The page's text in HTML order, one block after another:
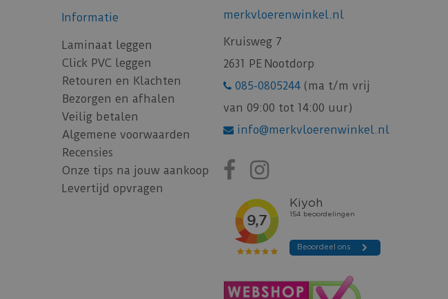
Informatie
Laminaat leggen
Click PVC leggen
Retouren en Klachten
Bezorgen en afhalen
Veilig betalen
Algemene voorwaarden
Recensies
Onze tips na jouw aankoop
Levertijd opvragen
merkvloerenwinkel.nl
Kruisweg 7
2631 PE Nootdorp
085-0805244 (ma t/m vrij
van 09:00 tot 14:00 uur)
info@merkvloerenwinkel.nl